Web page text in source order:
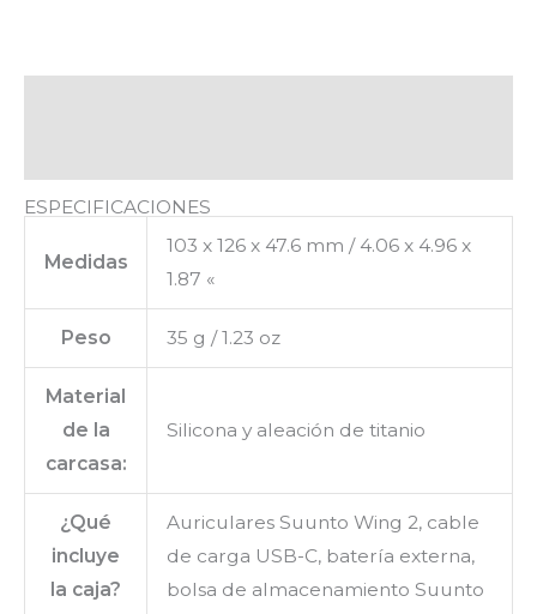
ESPECIFICACIONES
Medidas
103 x 126 x 47.6 mm / 4.06 x 4.96 x
1.87 «
Peso 35 g / 1.23 oz
Material
de la
carcasa:
Silicona y aleación de titanio
¿Qué
incluye
la caja?
Auriculares Suunto Wing 2, cable
de carga USB-C, batería externa,
bolsa de almacenamiento Suunto